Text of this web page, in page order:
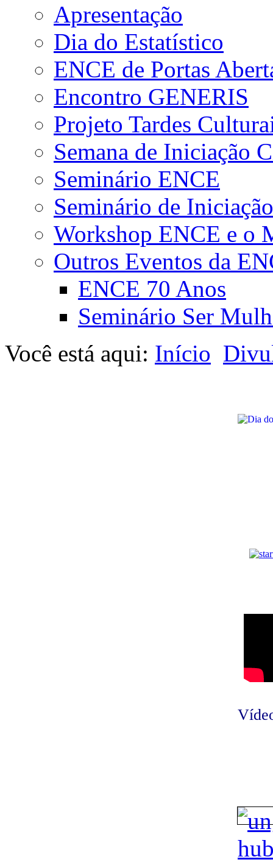
Apresentação
Dia do Estatístico
ENCE de Portas
Encontro GENERIS
Projeto Tardes
Semana de Iniciação
Seminário ENCE
Seminário de
Workshop ENCE e o
Outros Eventos da
ENCE 70 Anos
Seminário Ser
Você está aqui: Início